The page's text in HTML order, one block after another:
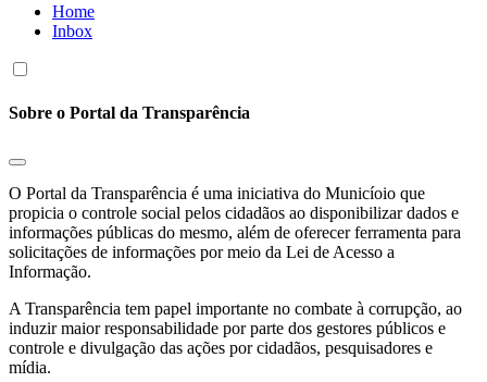
Home
Inbox
Sobre o Portal da Transparência
O Portal da Transparência é uma iniciativa do Municíoio que
propicia o controle social pelos cidadãos ao disponibilizar dados e
informações públicas do mesmo, além de oferecer ferramenta para
solicitações de informações por meio da Lei de Acesso a
Informação.
A Transparência tem papel importante no combate à corrupção, ao
induzir maior responsabilidade por parte dos gestores públicos e
controle e divulgação das ações por cidadãos, pesquisadores e
mídia.